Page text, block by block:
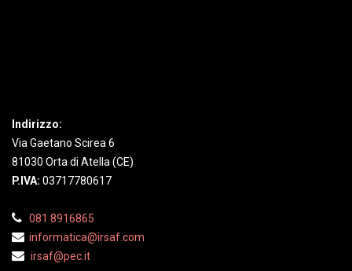
Indirizzo:
Via Gaetano Scirea 6
81030 Orta di Atella (CE)
P.IVA: 03717780617
081 8916865
informatica@irsaf.com
irsaf@pec.it